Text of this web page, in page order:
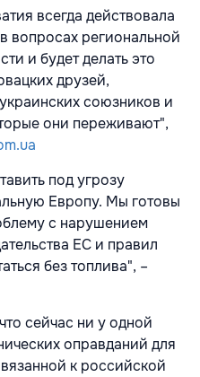
всегда действовала
вопросах региональной
и будет делать это
друзей,
союзников и
они переживают",
под угрозу
Европу. Мы готовы
с нарушением
ЕС и правил
без топлива", –
сейчас ни у одной
оправданий для
к российской